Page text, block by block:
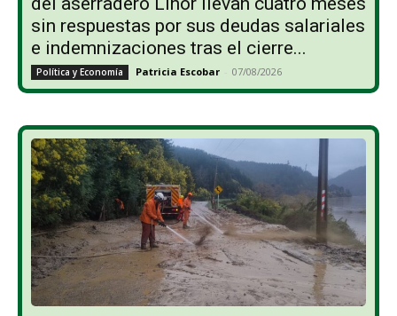
sin respuestas por sus deudas salariales
e indemnizaciones tras el cierre...
Política y Economía Patricia Escobar - 07/08/2026